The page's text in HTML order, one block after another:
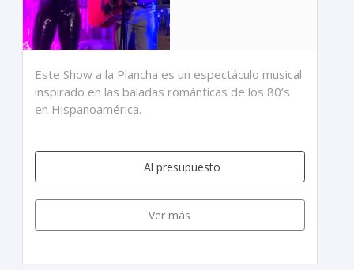
Este Show a la Plancha es un espectáculo musical
inspirado en las baladas románticas de los 80’s
en Hispanoamérica.
Al presupuesto
Ver más